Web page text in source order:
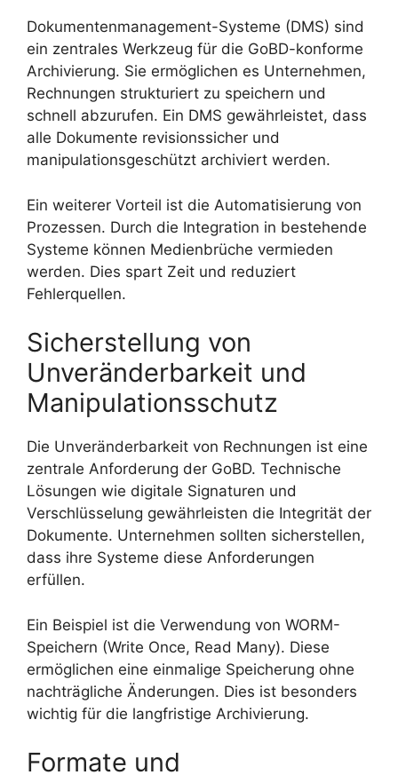
Dokumentenmanagement-Systeme (DMS) sind
ein zentrales Werkzeug für die GoBD-konforme
Archivierung. Sie ermöglichen es Unternehmen,
Rechnungen strukturiert zu speichern und
schnell abzurufen. Ein DMS gewährleistet, dass
alle Dokumente revisionssicher und
manipulationsgeschützt archiviert werden.
Ein weiterer Vorteil ist die Automatisierung von
Prozessen. Durch die Integration in bestehende
Systeme können Medienbrüche vermieden
werden. Dies spart Zeit und reduziert
Fehlerquellen.
Sicherstellung von
Unveränderbarkeit und
Manipulationsschutz
Die Unveränderbarkeit von Rechnungen ist eine
zentrale Anforderung der GoBD. Technische
Lösungen wie digitale Signaturen und
Verschlüsselung gewährleisten die Integrität der
Dokumente. Unternehmen sollten sicherstellen,
dass ihre Systeme diese Anforderungen
erfüllen.
Ein Beispiel ist die Verwendung von WORM-
Speichern (Write Once, Read Many). Diese
ermöglichen eine einmalige Speicherung ohne
nachträgliche Änderungen. Dies ist besonders
wichtig für die langfristige Archivierung.
Formate und